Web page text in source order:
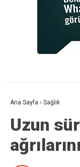
Ana Sayfa › Sağlık
Uzun